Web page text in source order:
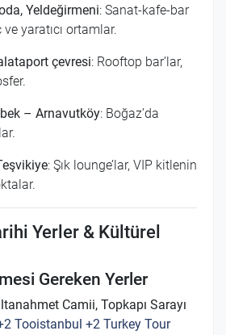
Yeldeğirmeni: Sanat-kafe-bar
ve yaratıcı ortamlar.
çevresi: Rooftop bar’lar,
– Arnavutköy: Boğaz’da
: Şık lounge’lar, VIP kitlenin
Yerler & Kültürel
Gereken Yerler
Camii, Topkapı Sarayı
Tooistanbul +2 Turkey Tour